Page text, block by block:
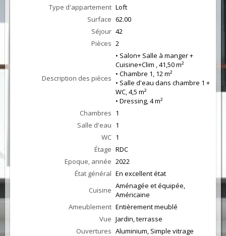
Type d'appartement Loft
Surface 62.00
Séjour 42
Pièces 2
Description des pièces
• Salon+ Salle à manger +
Cuisine+Clim , 41,50 m²
• Chambre 1, 12 m²
• Salle d'eau dans chambre 1 +
WC, 4,5 m²
• Dressing, 4 m²
Chambres 1
Salle d'eau 1
WC 1
Étage RDC
Epoque, année 2022
État général En excellent état
Cuisine Aménagée et équipée,
Américaine
Ameublement Entièrement meublé
Vue Jardin, terrasse
Ouvertures Aluminium, Simple vitrage